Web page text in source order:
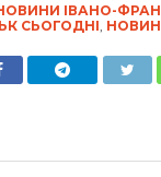
ІВАНО-
СЬОГОДНІ